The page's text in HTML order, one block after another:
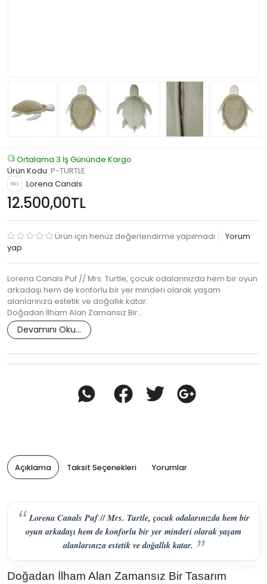
Ortalama 3 İş Gününde Kargo
Ürün Kodu: P-TURTLE
Lorena Canals
12.500,00TL
Ürün için henüz değerlendirme yapılmadı
Yorum
yap
Lorena Canals Puf // Mrs. Turtle, çocuk odalarınızda hem bir oyun
arkadaşı hem de konforlu bir yer minderi olarak yaşam
alanlarınıza estetik ve doğallık katar.
Doğadan İlham Alan Zamansız Bir…
Devamını Oku...
Açıklama Taksit Seçenekleri Yorumlar
Lorena Canals Puf // Mrs. Turtle, çocuk odalarınızda hem bir
oyun arkadaşı hem de konforlu bir yer minderi olarak yaşam
alanlarınıza estetik ve doğallık katar.
Doğadan İlham Alan Zamansız Bir Tasarım